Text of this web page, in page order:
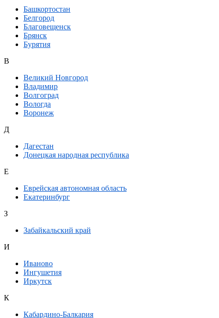
Башкортостан
Белгород
Благовещенск
Брянск
Бурятия
В
Великий Новгород
Владимир
Волгоград
Вологда
Воронеж
Д
Дагестан
Донецкая народная республика
Е
Еврейская автономная область
Екатеринбург
З
Забайкальский край
И
Иваново
Ингушетия
Иркутск
К
Кабардино-Балкария